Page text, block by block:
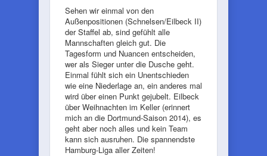
Sehen wir einmal von den
Außenpositionen (Schnelsen/Eilbeck II)
der Staffel ab, sind gefühlt alle
Mannschaften gleich gut. Die
Tagesform und Nuancen entscheiden,
wer als Sieger unter die Dusche geht.
Einmal fühlt sich ein Unentschieden
wie eine Niederlage an, ein anderes mal
wird über einen Punkt gejubelt. Eilbeck
über Weihnachten im Keller (erinnert
mich an die Dortmund-Saison 2014), es
geht aber noch alles und kein Team
kann sich ausruhen. Die spannendste
Hamburg-Liga aller Zeiten!